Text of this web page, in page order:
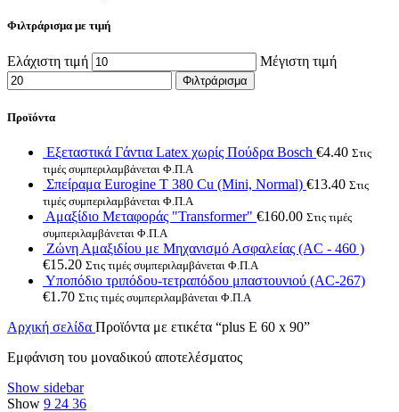
Φιλτράρισμα με τιμή
Ελάχιστη τιμή Μέγιστη τιμή
Φιλτράρισμα
Προϊόντα
Εξεταστικά Γάντια Latex χωρίς Πούδρα Bosch €4.40 Στις
τιμές συμπεριλαμβάνεται Φ.Π.Α
Σπείραμα Eurogine Τ 380 Cu (Mini, Normal) €13.40 Στις
τιμές συμπεριλαμβάνεται Φ.Π.Α
Αμαξίδιο Μεταφοράς "Transformer" €160.00 Στις τιμές
συμπεριλαμβάνεται Φ.Π.Α
Ζώνη Αμαξιδίου με Μηχανισμό Ασφαλείας (AC - 460 )
€15.20 Στις τιμές συμπεριλαμβάνεται Φ.Π.Α
Υποπόδιο τριπόδου-τετραπόδου μπαστουνιού (AC-267)
€1.70 Στις τιμές συμπεριλαμβάνεται Φ.Π.Α
Αρχική σελίδα Προϊόντα με ετικέτα “plus E 60 x 90”
Εμφάνιση του μοναδικού αποτελέσματος
Show sidebar
Show 9 24 36